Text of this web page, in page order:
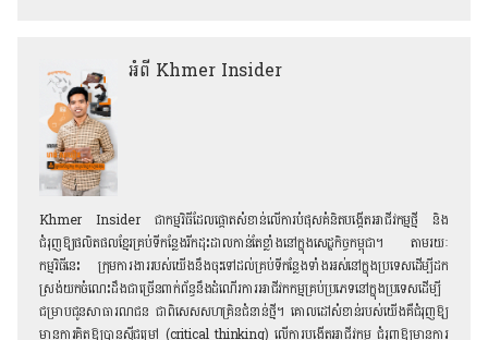
អំពី Khmer Insider
Khmer Insider ជាកម្មវិធីដែលផ្តោតសំខាន់លើការបំផុសគំនិតបង្កើតអាជីវកម្មថ្មី និង
ជំរុញឱ្យផលិតផលខ្មែរគ្រប់ទីកន្លែង​រីកដុះដាលកាន់តែខ្លាំងនៅក្នុងសេដ្ឋកិច្ចកម្ពុជា។ តាមរយៈ
កម្មវិធីនេះ ក្រុមការងាររបស់យើងនឹងចុះទៅដល់គ្រប់ទីកន្លែងទាំងអស់នៅក្នុងប្រទេសដើម្បីដក
ស្រង់យក​ចំណេះដឹងជាច្រើនពាក់ព័ន្ធនឹងដំណើរការអាជីវកកម្មគ្រប់ប្រភេទនៅក្នុងប្រទេសដើម្បី
ជម្រាបជូនសាធារណជន ជាពិសេស​សហគ្រិនជំនាន់ថ្មី។ គោលដៅសំខាន់របស់យើងគឺជំរុញឱ្យ​
មានការគិតឱ្យបានស៊ីជម្រៅ (critical thinking) លើការបង្កើតអាជីវកម្ម ជំរុញឱ្យមានការ